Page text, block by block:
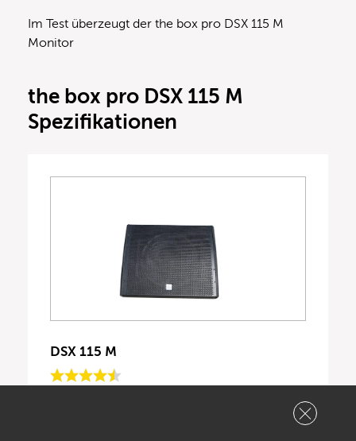
Im Test überzeugt der the box pro DSX 115 M
Monitor
the box pro DSX 115 M
Spezifikationen
DSX 115 M